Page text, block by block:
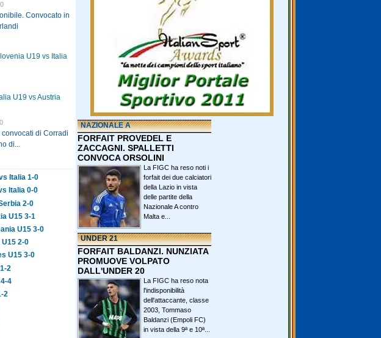
Convocato in
U19 vs Italia
U19 vs Austria
di Corradi
di...
Italia 1-0
Italia 0-0
2-0
U15 3-1
U15 3-0
U15 2-0
U15 3-0
2
4
2
NAZIONALE A
FORFAIT PROVEDEL E
ZACCAGNI. SPALLETTI
CONVOCA ORSOLINI
La FIGC ha reso noti i
forfait dei due calciatori
della Lazio in vista
delle partite della
Nazionale A contro
Malta e...
UNDER 21
FORFAIT BALDANZI. NUNZIATA
PROMUOVE VOLPATO
DALL'UNDER 20
La FIGC ha reso nota
l'indisponibilità
dell'attaccante, classe
2003, Tommaso
Baldanzi (Empoli FC)
in vista della 9ª e 10ª...